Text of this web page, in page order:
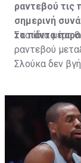
ραντεβού τις
σημερινή
τα πάντα
Στα ίδια μέρη
ραντεβού
Σλούκα δεν
του Έλληνα
Σλούκας θα
γραφεία της
ώστε να